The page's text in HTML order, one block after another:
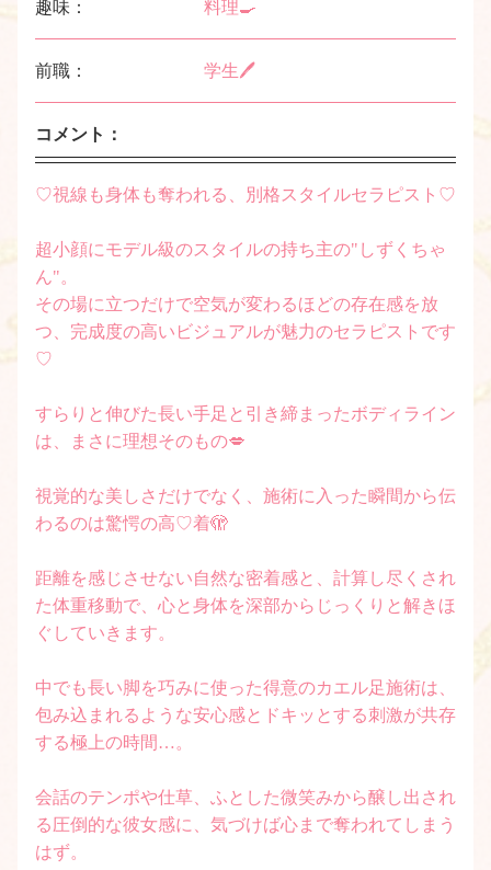
趣味： 料理🍳
前職： 学生🖊
コメント：
♡視線も身体も奪われる、別格スタイルセラピスト♡
超小顔にモデル級のスタイルの持ち主の"しずくちゃ
ん"。
その場に立つだけで空気が変わるほどの存在感を放
つ、完成度の高いビジュアルが魅力のセラピストです
♡
すらりと伸びた長い手足と引き締まったボディライン
は、まさに理想そのもの💋
視覚的な美しさだけでなく、施術に入った瞬間から伝
わるのは驚愕の高♡着🫣
距離を感じさせない自然な密着感と、計算し尽くされ
た体重移動で、心と身体を深部からじっくりと解きほ
ぐしていきます。
中でも長い脚を巧みに使った得意のカエル足施術は、
包み込まれるような安心感とドキッとする刺激が共存
する極上の時間…。
会話のテンポや仕草、ふとした微笑みから醸し出され
る圧倒的な彼女感に、気づけば心まで奪われてしまう
はず。